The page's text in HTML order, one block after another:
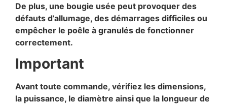
De plus, une bougie usée peut provoquer des
défauts d’allumage, des démarrages difficiles ou
empêcher le poêle à granulés de fonctionner
correctement.
Important
Avant toute commande, vérifiez les dimensions,
la puissance, le diamètre ainsi que la longueur de